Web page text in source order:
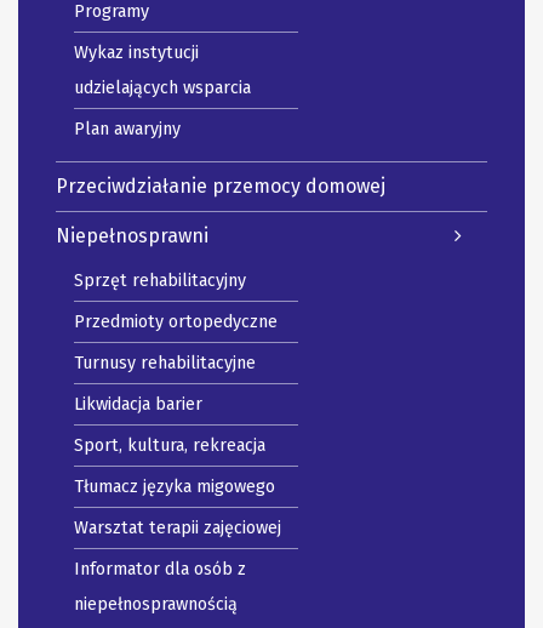
Programy
Wykaz instytucji
udzielających wsparcia
Plan awaryjny
Przeciwdziałanie przemocy domowej
Niepełnosprawni
Sprzęt rehabilitacyjny
Przedmioty ortopedyczne
Turnusy rehabilitacyjne
Likwidacja barier
Sport, kultura, rekreacja
Tłumacz języka migowego
Warsztat terapii zajęciowej
Informator dla osób z
niepełnosprawnością